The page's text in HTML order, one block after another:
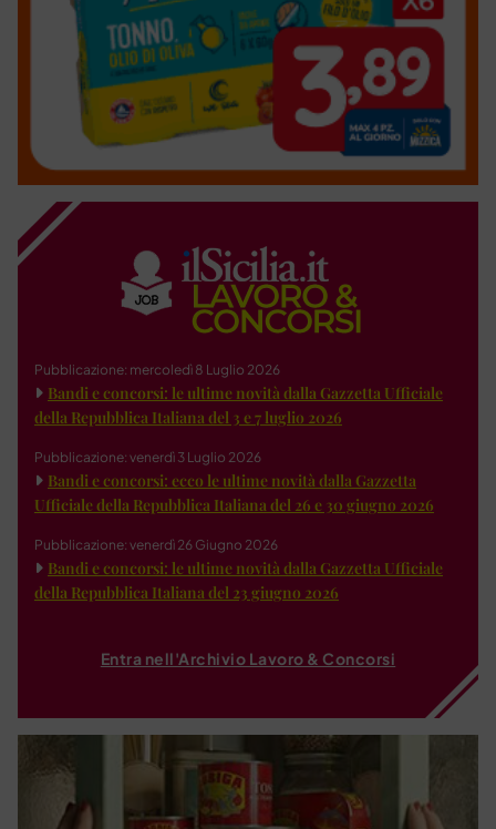
Pubblicazione: mercoledì 8 Luglio 2026
Bandi e concorsi: le ultime novità dalla Gazzetta Ufficiale
della Repubblica Italiana del 3 e 7 luglio 2026
Pubblicazione: venerdì 3 Luglio 2026
Bandi e concorsi: ecco le ultime novità dalla Gazzetta
Ufficiale della Repubblica Italiana del 26 e 30 giugno 2026
Pubblicazione: venerdì 26 Giugno 2026
Bandi e concorsi: le ultime novità dalla Gazzetta Ufficiale
della Repubblica Italiana del 23 giugno 2026
Entra nell'Archivio Lavoro & Concorsi